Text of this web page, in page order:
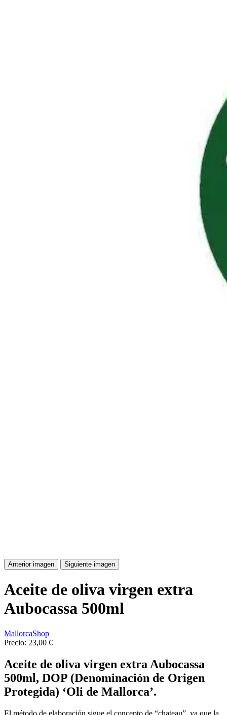
Anterior imagen Siguiente imagen
Aceite de oliva virgen extra
Aubocassa 500ml
MallorcaShop
Precio: 23,00 €
Aceite de oliva virgen extra Aubocassa
500ml, DOP (Denominación de Origen
Protegida) ‘Oli de Mallorca’.
El método de elaboración sigue el concepto de “chateau”, ya que la